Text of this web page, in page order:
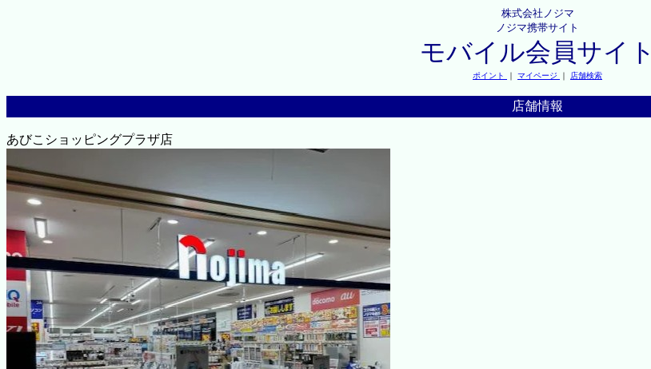
株式会社ノジマ
ノジマ携帯サイト
モバイル会員サイト
ポイント ｜ マイページ ｜ 店舗検索
店舗情報
あびこショッピングプラザ店